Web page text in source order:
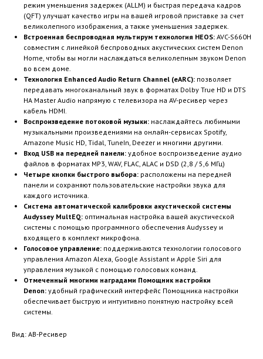
режим уменьшения задержек (ALLM) и быстрая передача кадров
(QFT) улучшат качество игры на вашей игровой приставке за счет
великолепного изображения, а также уменьшения задержек.
Встроенная беспроводная мультирум технология HEOS: AVC-S660H
совместим с линейкой беспроводных акустических систем Denon
Home, чтобы вы могли наслаждаться великолепным звуком Denon
во всем доме.
Технология Enhanced Audio Return Channel (eARC): позволяет
передавать многоканальный звук в форматах Dolby True HD и DTS
HA Master Audio напрямую с телевизора на AV-ресивер через
кабель HDMI.
Воспроизведение потоковой музыки: наслаждайтесь любимыми
музыкальными произведениями на онлайн-сервисах Spotify,
Amazone Music HD, Tidal, TuneIn, Deezer и многими другими.
Вход USB на передней панели: удобное воспроизведение аудио
файлов в форматах MP3, WAV, FLAC, ALAC и DSD (2,8 / 5,6 МГц)
Четыре кнопки быстрого выбора: расположены на передней
панели и сохраняют пользовательские настройки звука для
каждого источника.
Система автоматической калибровки акустической системы
Audyssey MultEQ: оптимальная настройка вашей акустической
системы с помощью программного обеспечения Audyssey и
входящего в комплект микрофона.
Голосовое управление: поддерживаются технологии голосового
управления Amazon Alexa, Google Assistant и Apple Siri для
управления музыкой с помощью голосовых команд.
Отмеченный многими наградами Помощник настройки
Denon: удобный графический интерфейс Помощника настройки
обеспечивает быструю и интуитивно понятную настройку всей
системы.
Вид: AВ-Ресивер